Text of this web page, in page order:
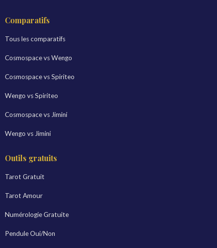
Comparatifs
Tous les comparatifs
Cosmospace vs Wengo
Cosmospace vs Spiriteo
Wengo vs Spiriteo
Cosmospace vs Jimini
Wengo vs Jimini
Outils gratuits
Tarot Gratuit
Tarot Amour
Numérologie Gratuite
Pendule Oui/Non